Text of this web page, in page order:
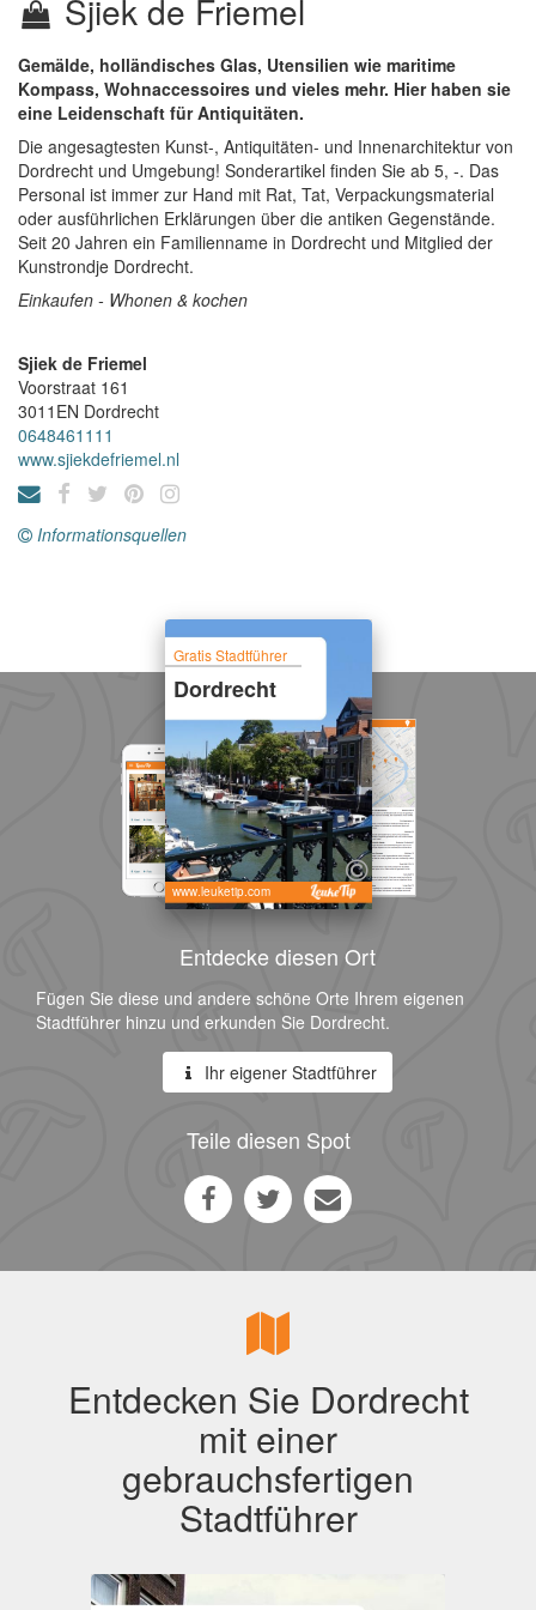
Sjiek de Friemel
Gemälde, holländisches Glas, Utensilien wie maritime
Kompass, Wohnaccessoires und vieles mehr. Hier haben sie
eine Leidenschaft für Antiquitäten.
Die angesagtesten Kunst-, Antiquitäten- und Innenarchitektur von
Dordrecht und Umgebung! Sonderartikel finden Sie ab 5, -. Das
Personal ist immer zur Hand mit Rat, Tat, Verpackungsmaterial
oder ausführlichen Erklärungen über die antiken Gegenstände.
Seit 20 Jahren ein Familienname in Dordrecht und Mitglied der
Kunstrondje Dordrecht.
Einkaufen - Whonen & kochen
Sjiek de Friemel
Voorstraat 161
3011EN Dordrecht
0648461111
www.sjiekdefriemel.nl
Informationsquellen
Gratis Stadtführer
Dordrecht
www.leuketip.com
Entdecke diesen Ort
Fügen Sie diese und andere schöne Orte Ihrem eigenen
Stadtführer hinzu und erkunden Sie Dordrecht.
Ihr eigener Stadtführer
Teile diesen Spot
Entdecken Sie Dordrecht
mit einer
gebrauchsfertigen
Stadtführer